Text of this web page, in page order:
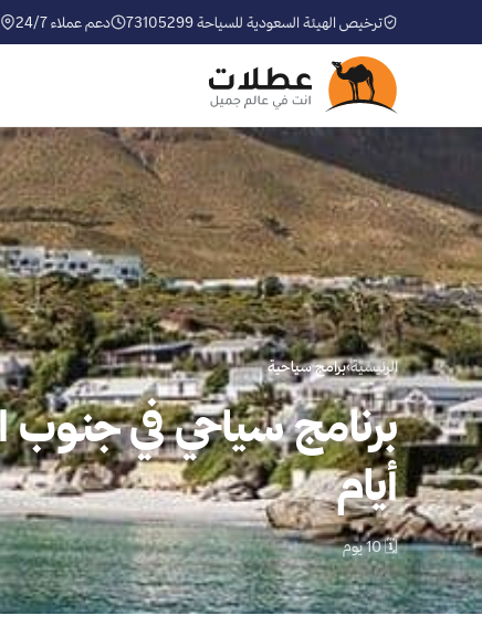
ترخيص الهيئة السعودية للسياحة 73105299 دعم عملاء 24/7
الرئيسية›برامج سياحية
أيام
🗓 10 يوم